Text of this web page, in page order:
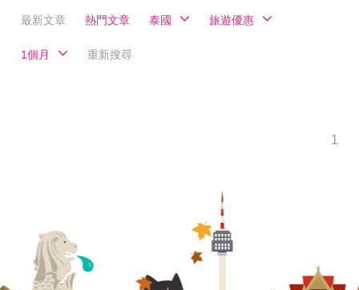
最新文章 熱門文章 泰國 旅遊優惠
1個月 重新搜尋
1